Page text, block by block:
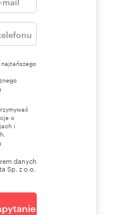
najtańszego
o
i
danych
Sp. z o.o.